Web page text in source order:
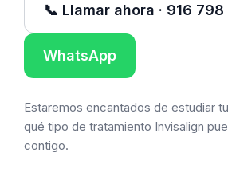
📞 Llamar ahora · 916
WhatsApp
Estaremos encantados de estudiar
qué tipo de tratamiento Invisalign
contigo.